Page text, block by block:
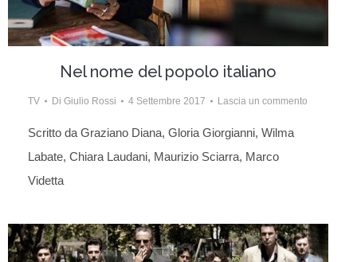
Nel nome del popolo italiano
TV Di Giulio Rossi 4 Settembre 2017 Lascia un commento
Scritto da Graziano Diana, Gloria Giorgianni, Wilma
Labate, Chiara Laudani, Maurizio Sciarra, Marco
Videtta